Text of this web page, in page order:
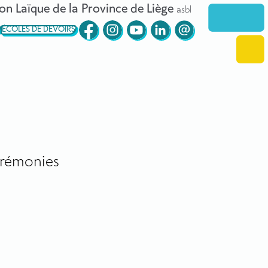
Laïque de la Province de Liège asbl
ÉCOLES DE DEVOIRS